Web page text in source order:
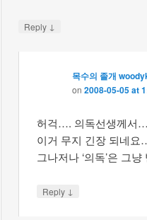
Reply ↓
목수의 졸개
on 2008-05-05 at
허걱…. 의독선생께서
이거 무지 긴장 되네요
그나저나 ‘의독’은 그
Reply ↓